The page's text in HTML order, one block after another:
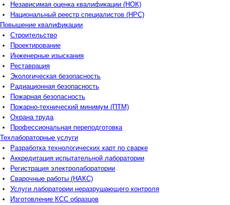
Независимая оценка квалификации (НОК)
Национальный реестр специалистов (НРС)
Повышение квалификации
Строительство
Проектирование
Инженерные изыскания
Реставрация
Экологическая безопасность
Радиационная безопасность
Пожарная безопасность
Пожарно-технический минимум (ПТМ)
Охрана труда
Профессиональная переподготовка
Техлабораторные услуги
Разработка технологических карт по сварке
Аккредитация испытательной лаборатории
Регистрация электролаборатории
Сварочные работы (НАКС)
Услуги лаборатории неразрушающего контроля
Изготовление КСС образцов